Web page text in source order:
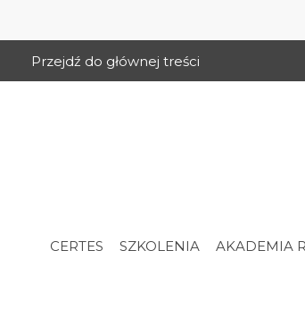
Przejdź do głównej treści
CERTES SZKOLENIA AKADEMIA